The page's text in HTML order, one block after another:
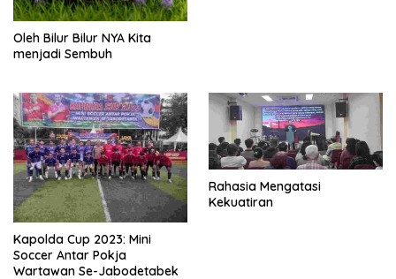
Oleh Bilur Bilur NYA Kita
menjadi Sembuh
Kapolda Cup 2023: Mini
Soccer Antar Pokja
Wartawan Se-Jabodetabek
Rahasia Mengatasi
Kekuatiran